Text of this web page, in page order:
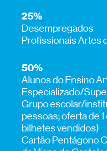
25%
Desempregados
Profissionais Artes
50%
Alunos do Ensino
Especializado/
Grupo escolar/
pessoas; oferta de
bilhetes vendidos)
Cartão Pentágono